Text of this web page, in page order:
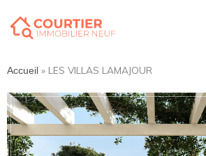
Accueil » LES VILLAS LAMAJOUR